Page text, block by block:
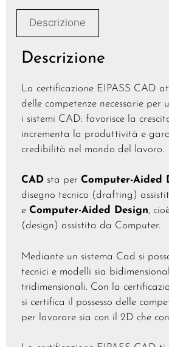
Descrizione
Descrizione
La certificazione EIPASS CAD
delle competenze necessarie per
i sistemi CAD: favorisce la
incrementa la produttività e
credibilità nel mondo del lavoro.
CAD sta per Computer-Aided
disegno tecnico (drafting)
e Computer-Aided Design,
(design) assistita da Computer.
Mediante un sistema Cad si
tecnici e modelli sia
tridimensionali. Con la
si certifica il possesso delle
per lavorare sia con il 2D che